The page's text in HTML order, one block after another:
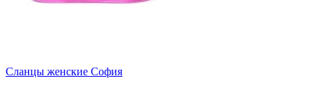
Сланцы женские София